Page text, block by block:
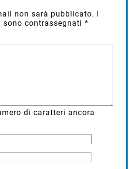
non sarà pubblicato. I
sono contrassegnati*
di caratteri ancora